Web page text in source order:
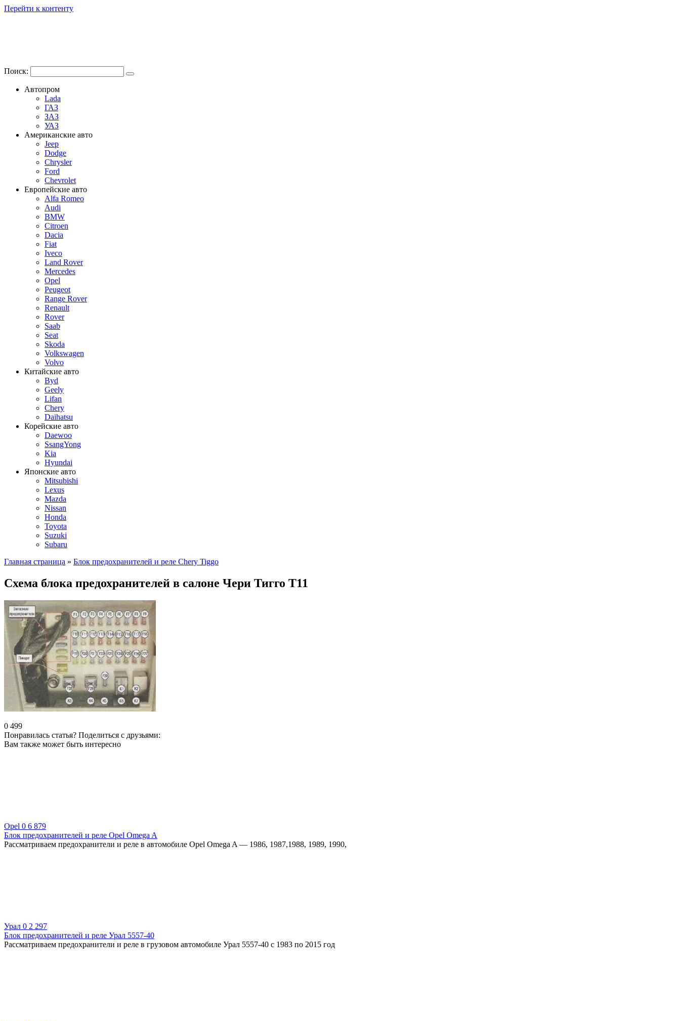
Перейти к контенту
Поиск:
Автопром
Lada
ГАЗ
ЗАЗ
УАЗ
Американские авто
Jeep
Dodge
Chrysler
Ford
Chevrolet
Европейские авто
Alfa Romeo
Audi
BMW
Citroen
Dacia
Fiat
Iveco
Land Rover
Mercedes
Opel
Peugeot
Range Rover
Renault
Rover
Saab
Seat
Skoda
Volkswagen
Volvo
Китайские авто
Byd
Geely
Lifan
Chery
Daihatsu
Корейские авто
Daewoo
SsangYong
Kia
Hyundai
Японские авто
Mitsubishi
Lexus
Mazda
Nissan
Honda
Toyota
Suzuki
Subaru
Главная страница » Блок предохранителей и реле Chery Tiggo
Схема блока предохранителей в салоне Чери Тигго Т11
0 499
Понравилась статья? Поделиться с друзьями:
Вам также может быть интересно
Opel 0 6 879
Блок предохранителей и реле Opel Omega A
Рассматриваем предохранители и реле в автомобиле Opel Omega A — 1986, 1987,1988, 1989, 1990,
Урал 0 2 297
Блок предохранителей и реле Урал 5557-40
Рассматриваем предохранители и реле в грузовом автомобиле Урал 5557-40 с 1983 по 2015 год